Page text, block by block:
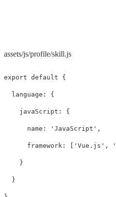
assets/js/profile/skill.js
export default {
language : {
javaScript : {
name : ' JavaScript ' ,
framework : ' Vue.js ' , '
}
}